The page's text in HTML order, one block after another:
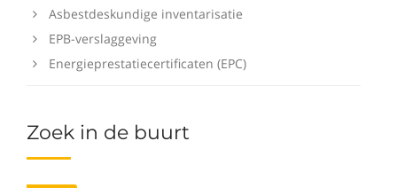
Asbestdeskundige inventarisatie
EPB-verslaggeving
Energieprestatiecertificaten (EPC)
Zoek in de buurt